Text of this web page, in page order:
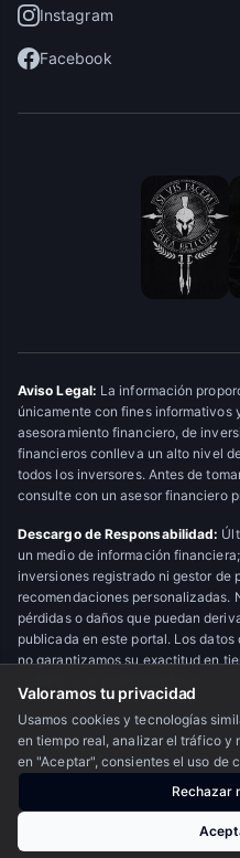
Instagram
Facebook
Aviso Legal: La información
únicamente con fines informativos
asesoramiento financiero, de
financieros conlleva un alto nivel
todos los inversores. Antes de
consulte con un asesor financiero
Descargo de Responsabilidad:
un medio de información
inversiones registrado ni gestor de
recomendaciones personalizadas.
pérdidas o daños que puedan
publicada en este portal. Los
no garantizamos su exactitud en
© 2026 Último Minuto OTC
reservados.
Nosotros·
Valoramos tu privacidad
Usamos cookies y tecnologías
en tiempo real, analizar el tráfico y
en "Aceptar", consientes el uso de
Rechazar